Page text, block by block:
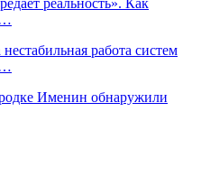
работа систем
Именин обнаружили